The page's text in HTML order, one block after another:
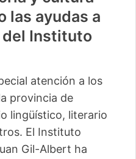
las ayudas a
Instituto
atención a los
provincia de
lingüístico, literario
El Instituto
Gil-Albert ha